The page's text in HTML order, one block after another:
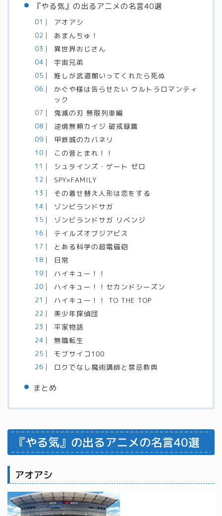
『やる気』の出るアニメの名言40選
アオアシ
あまんちゅ！
異世界おじさん
宇宙兄弟
推しが武道館いってくれたら死ぬ
かぐや様は告らせたい ウルトラロマンティ
ック
鬼滅の刃 無限列車編
逆境無頼カイジ 破戒録篇
甲鉄城のカバネリ
この音とまれ！！
シュタインズ・ゲート ゼロ
SPY×FAMILY
その着せ替え人形は恋をする
ゾンビランドサガ
ゾンビランドサガ リベンジ
テイルズオブジアビス
とある科学の超電磁砲
日常
ハイキュー！！
ハイキュー！！セカンドシーズン
ハイキュー！！ TO THE TOP
美少年探偵団
平家物語
無職転生
モブサイコ100
ロクでなし魔術講師と禁忌教典
まとめ
『やる気』の出るアニメの名言40選
アオアシ